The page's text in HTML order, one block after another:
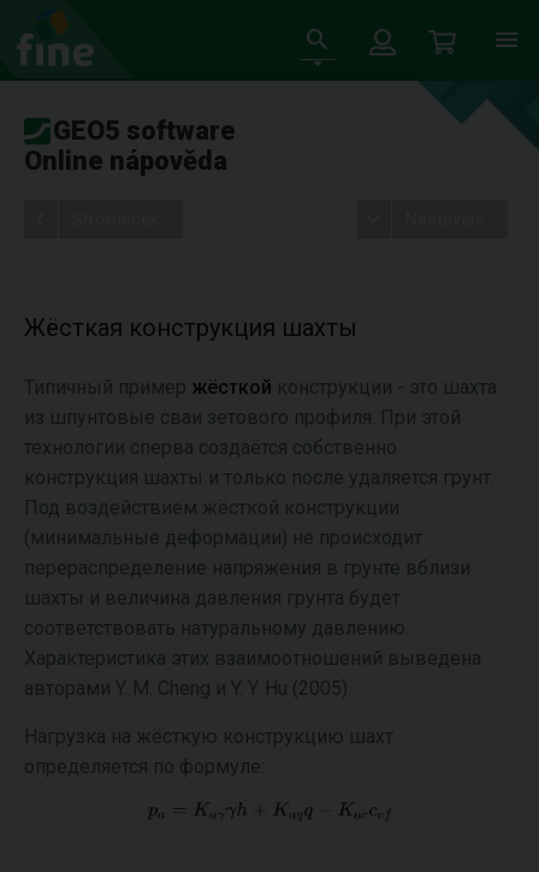
GEO5 software
Online nápověda
Жёсткая конструкция шахты
Типичный пример жёсткой конструкции - это шахта
из шпунтовые сваи зетового профиля. При этой
технологии сперва создаётся собственно
конструкция шахты и только после удаляется грунт.
Под воздействием жёсткой конструкции
(минимальные деформации) не происходит
перераспределение напряжения в грунте вблизи
шахты и величина давления грунта будет
соответствовать натуральному давлению.
Характеристика этих взаимоотношений выведена
авторами Y. M. Cheng и Y. Y. Hu (2005).
Нагрузка на жёсткую конструкцию шахт
определяется по формуле: